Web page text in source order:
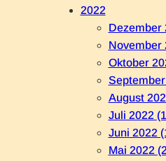
2022
Dezember
November
Oktober
August
Juli 2022
Juni 2022
Mai 2022